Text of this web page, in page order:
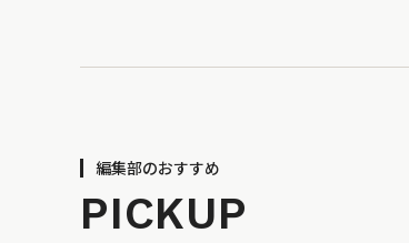
編集部のおすすめ
PICKUP